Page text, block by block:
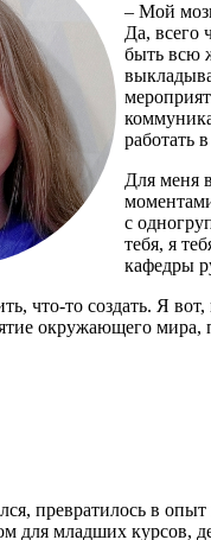
– Мой
Да, всего
быть всю
работать
Для меня
с
тебя, я
кафедры
что-то создать. Я
окружающего
превратилось в
для младших курсов,